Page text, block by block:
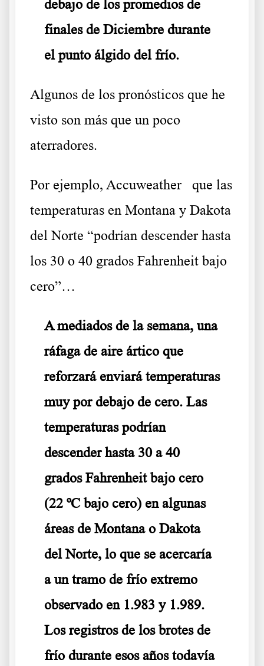
debajo de los promedios de
finales de Diciembre durante
el punto álgido del frío.
Algunos de los pronósticos que he
visto son más que un poco
aterradores.
Por ejemplo, Accuweather
que las
temperaturas en Montana y Dakota
del Norte “podrían descender hasta
los 30 o 40 grados Fahrenheit bajo
cero”…
A mediados de la semana, una
ráfaga de aire ártico que
reforzará enviará temperaturas
muy por debajo de cero. Las
temperaturas podrían
descender hasta 30 a 40
grados Fahrenheit bajo cero
(22 ºC bajo cero) en algunas
áreas de Montana o Dakota
del Norte, lo que se acercaría
a un tramo de frío extremo
observado en 1.983 y 1.989.
Los registros de los brotes de
frío durante esos años todavía